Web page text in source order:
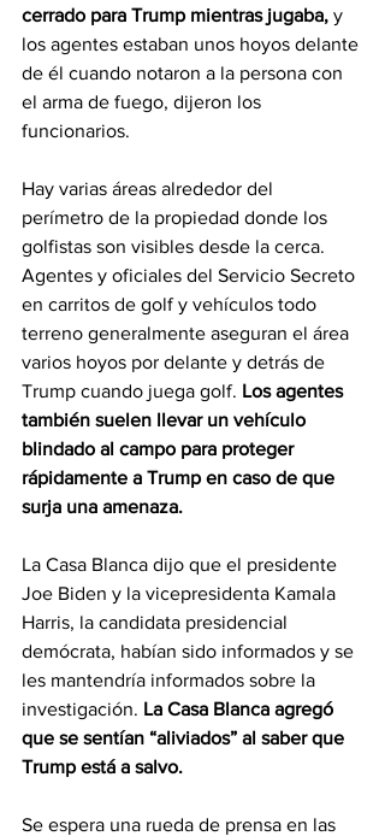
cerrado para Trump mientras jugaba, y
los agentes estaban unos hoyos delante
de él cuando notaron a la persona con
el arma de fuego, dijeron los
funcionarios.
Hay varias áreas alrededor del
perímetro de la propiedad donde los
golfistas son visibles desde la cerca.
Agentes y oficiales del Servicio Secreto
en carritos de golf y vehículos todo
terreno generalmente aseguran el área
varios hoyos por delante y detrás de
Trump cuando juega golf. Los agentes
también suelen llevar un vehículo
blindado al campo para proteger
rápidamente a Trump en caso de que
surja una amenaza.
La Casa Blanca dijo que el presidente
Joe Biden y la vicepresidenta Kamala
Harris, la candidata presidencial
demócrata, habían sido informados y se
les mantendría informados sobre la
investigación. La Casa Blanca agregó
que se sentían “aliviados” al saber que
Trump está a salvo.
Se espera una rueda de prensa en las